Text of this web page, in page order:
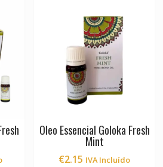
Oleo Essencial Goloka Fresh
Mint
€2.15 IVA Incluído